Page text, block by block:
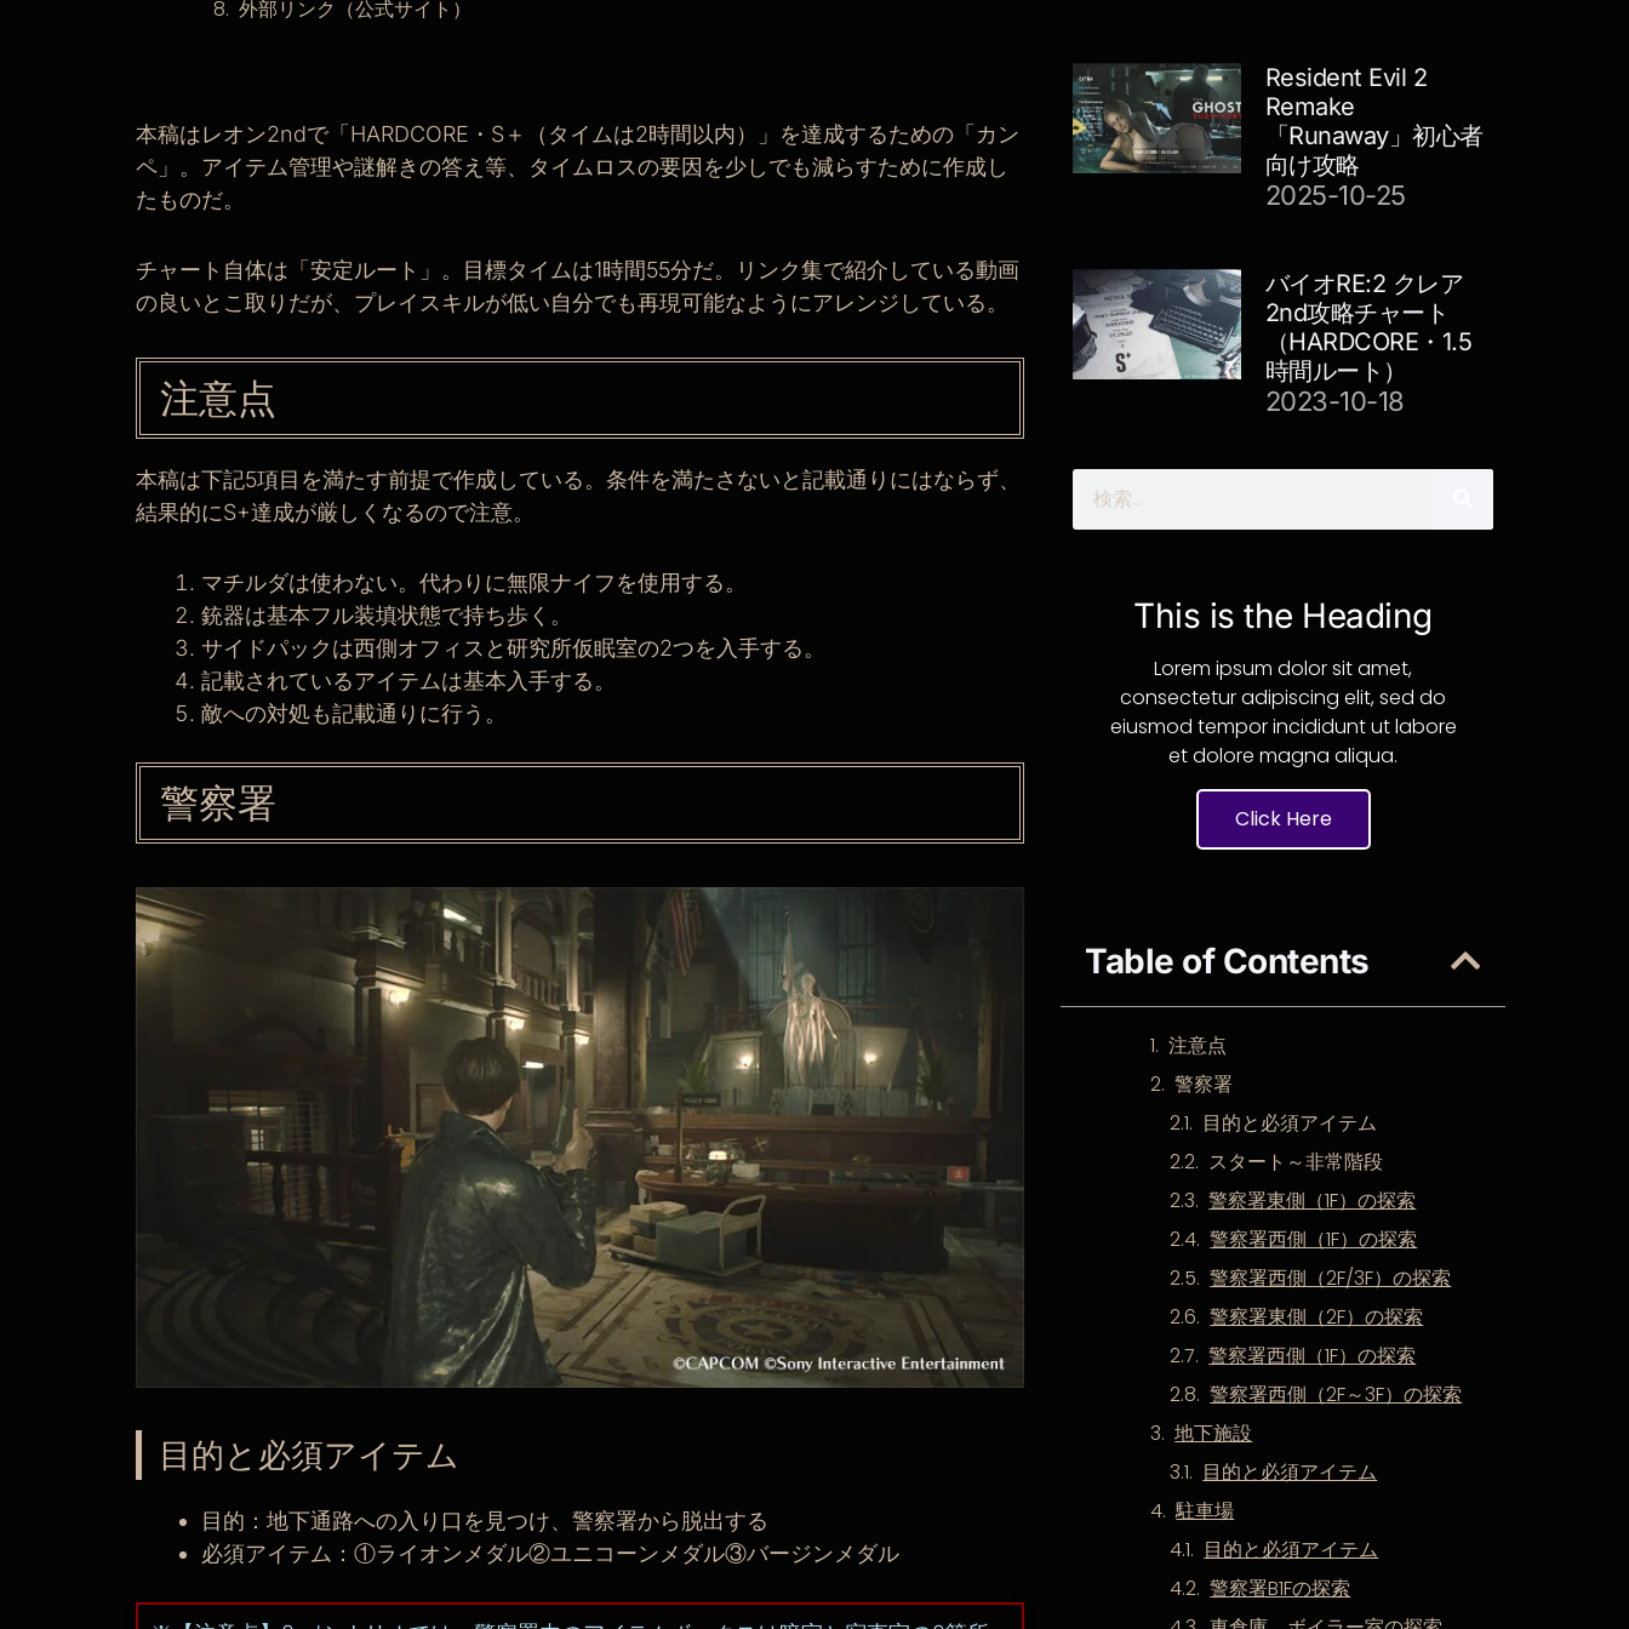
外部リンク（公式サイト）
本稿はレオン2ndで「HARDCORE・S＋（タイムは2時間以内）」を達成するための「カン
ペ」。アイテム管理や謎解きの答え等、タイムロスの要因を少しでも減らすために作成し
たものだ。
チャート自体は「安定ルート」。目標タイムは1時間55分だ。リンク集で紹介している動画
の良いとこ取りだが、プレイスキルが低い自分でも再現可能なようにアレンジしている。
注意点
本稿は下記5項目を満たす前提で作成している。条件を満たさないと記載通りにはならず、
結果的にS+達成が厳しくなるので注意。
マチルダは使わない。代わりに無限ナイフを使用する。
銃器は基本フル装填状態で持ち歩く。
サイドパックは西側オフィスと研究所仮眠室の2つを入手する。
記載されているアイテムは基本入手する。
敵への対処も記載通りに行う。
警察署
目的と必須アイテム
目的：地下通路への入り口を見つけ、警察署から脱出する
必須アイテム：①ライオンメダル②ユニコーンメダル③バージンメダル
Resident Evil 2
Remake
「Runaway」初心者
向け攻略
2025-10-25
バイオRE:2 クレア
2nd攻略チャート
（HARDCORE・1.5
時間ルート）
2023-10-18
索
This is the Heading
Lorem ipsum dolor sit amet,
consectetur adipiscing elit, sed do
eiusmod tempor incididunt ut labore
et dolore magna aliqua.
Click Here
Table of Contents
注意点
警察署
目的と必須アイテム
スタート～非常階段
警察署東側（1F）の探索
警察署西側（1F）の探索
警察署西側（2F/3F）の探索
警察署東側（2F）の探索
警察署西側（1F）の探索
警察署西側（2F～3F）の探索
地下施設
目的と必須アイテム
駐車場
目的と必須アイテム
警察署B1Fの探索